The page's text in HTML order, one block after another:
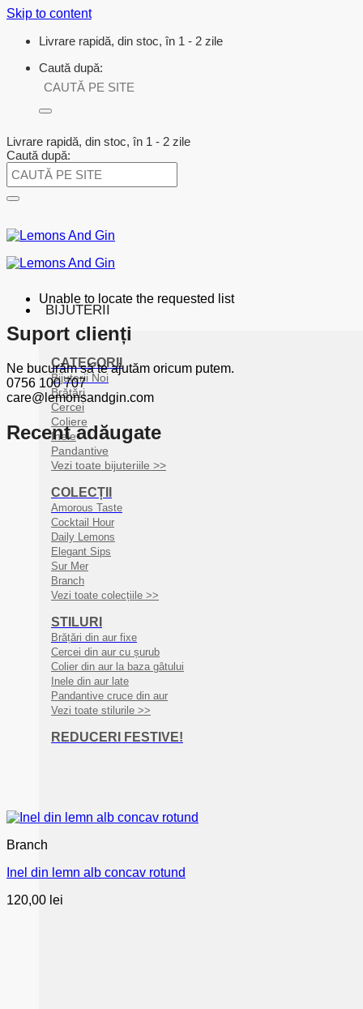
Skip to content
Livrare rapidă, din stoc, în 1 - 2 zile
Caută după:
Livrare rapidă, din stoc, în 1 - 2 zile
Caută după:
BIJUTERII
CATEGORII
Bijuterii Noi
Brățări
Cercei
Coliere
Inele
Pandantive
Vezi toate bijuteriile >>
COLECȚII
Amorous Taste
Cocktail Hour
Daily Lemons
Elegant Sips
Sur Mer
Branch
Vezi toate colecțiile >>
STILURI
Brățări din aur fixe
Cercei din aur cu șurub
Colier din aur la baza gâtului
Inele din aur late
Pandantive cruce din aur
Vezi toate stilurile >>
REDUCERI FESTIVE!
Unable to locate the requested list
Suport clienți
Ne bucurăm să te ajutăm oricum putem.
0756 100 707
care@lemonsandgin.com
Recent adăugate
Branch
Inel din lemn alb concav rotund
120,00 lei